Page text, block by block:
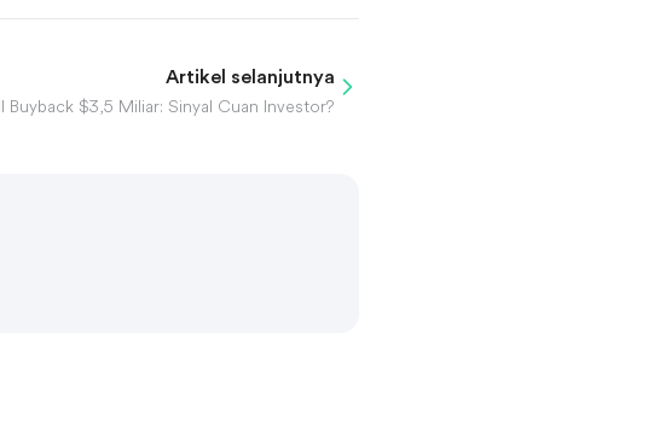
Artikel selanjutnya
Buyback $3,5 Miliar: Sinyal Cuan Investor?